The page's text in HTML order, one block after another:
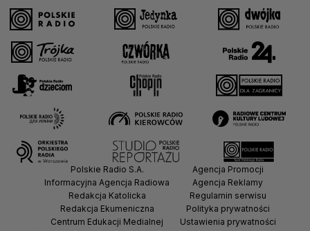
Polskie Radio S.A.
Informacyjna Agencja Radiowa
Redakcja Katolicka
Redakcja Ekumeniczna
Centrum Edukacji Medialnej
Agencja Promocji
Agencja Reklamy
Regulamin serwisu
Polityka prywatności
Ustawienia prywatności